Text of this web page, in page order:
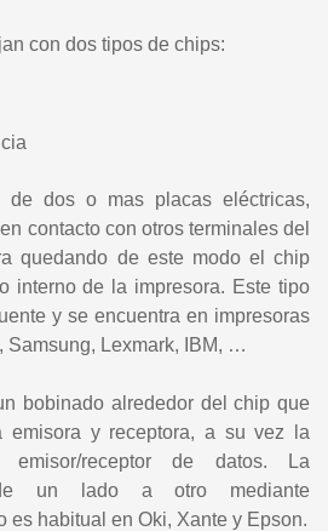
con dos tipos de chips:
de dos o mas placas eléctricas,
contacto con otros terminales del
quedando de este modo el chip
interno de la impresora. Este tipo
y se encuentra en impresoras
Samsung, Lexmark, IBM, …
bobinado alrededor del chip que
emisora y receptora, a su vez la
receptor de datos. La
un lado a otro mediante
es habitual en Oki, Xante y Epson.